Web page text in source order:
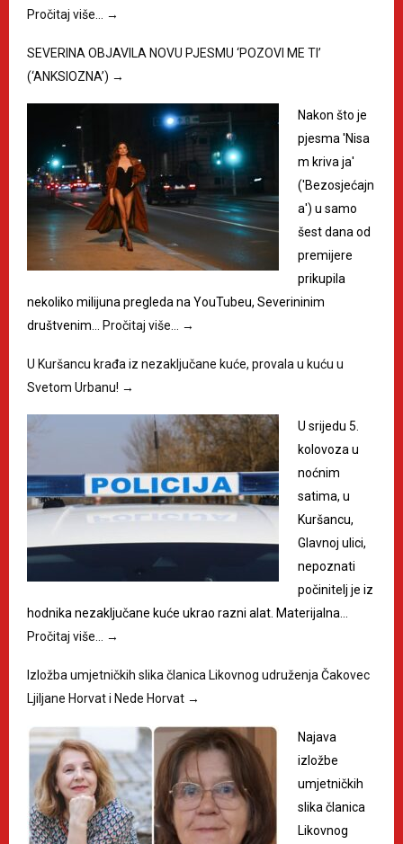
Pročitaj više…
→
SEVERINA OBJAVILA NOVU PJESMU ‘POZOVI ME TI’
(‘ANKSIOZNA’) →
Nakon što je
pjesma 'Nisa
m kriva ja'
('Bezosjećajn
a') u samo
šest dana od
premijere
prikupila
nekoliko milijuna pregleda na YouTubeu, Severininim
društvenim… Pročitaj više… →
U Kuršancu krađa iz nezaključane kuće, provala u kuću u
Svetom Urbanu! →
U srijedu 5.
kolovoza u
noćnim
satima, u
Kuršancu,
Glavnoj ulici,
nepoznati
počinitelj je iz
hodnika nezaključane kuće ukrao razni alat. Materijalna…
Pročitaj više…
→
Izložba umjetničkih slika članica Likovnog udruženja Čakovec
Ljiljane Horvat i Nede Horvat →
Najava
izložbe
umjetničkih
slika članica
Likovnog